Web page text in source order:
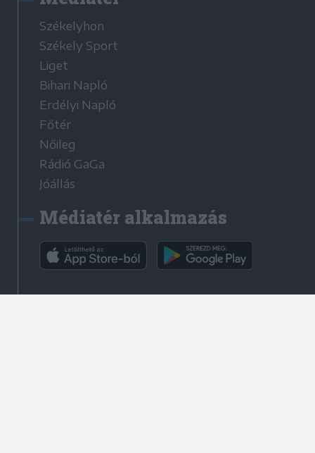
Székelyhon
Székely Sport
Liget
Bihari Napló
Erdélyi Napló
Főtér
Nőileg
Rádió GaGa
Jóállás
Médiatér alkalmazás